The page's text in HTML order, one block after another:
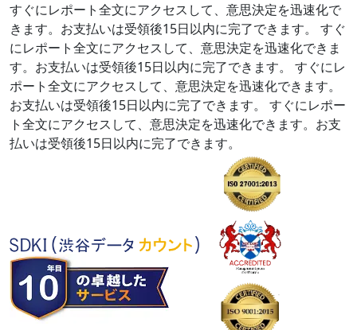
すぐにレポート全文にアクセスして、意思決定を迅速化で
きます。お支払いは受領後15日以内に完了できます。
すぐ
にレポート全文にアクセスして、意思決定を迅速化できま
す。お支払いは受領後15日以内に完了できます。
すぐにレ
ポート全文にアクセスして、意思決定を迅速化できます。
お支払いは受領後15日以内に完了できます。
すぐにレポー
ト全文にアクセスして、意思決定を迅速化できます。お支
払いは受領後15日以内に完了できます。